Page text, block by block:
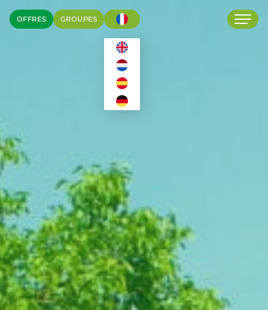
OFFRES GROUPES